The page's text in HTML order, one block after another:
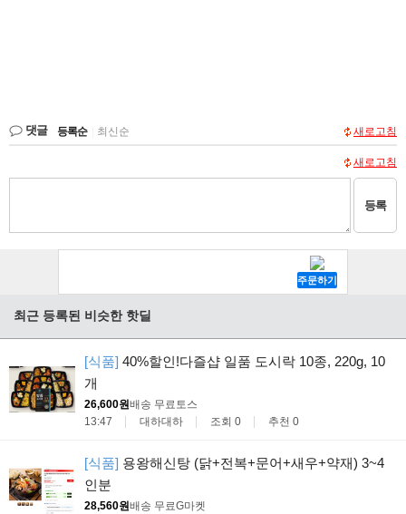
댓글 등록순 최신순 새로고침
새로고침
등록
최근 등록된 비슷한 핫딜
[식품] 40%할인!다즐샵 일품 도시락 10종, 220g, 10
개
26,600원배송 무료토스
13:47
대하대하 조회 0 추천 0
[식품] 용왕해신탕 (닭+전복+문어+새우+약재) 3~4
인분
28,560원배송 무료G마켓